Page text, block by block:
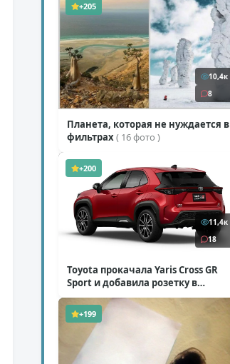
+205
10,4к
8
Планета, которая не нуждается в
фильтрах( 16 фото )
+200
11,4к
18
Toyota прокачала Yaris Cross GR
Sport и добавила розетку в
Harrier( 5 фото )
+199